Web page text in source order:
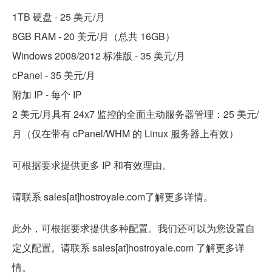
1TB 硬盘 - 25 美元/月
8GB RAM - 20 美元/月（总共 16GB）
Windows 2008/2012 标准版 - 35 美元/月
cPanel - 35 美元/月
附加 IP - 每个 IP
2 美元/月具有 24x7 监控的全面主动服务器管理：25 美元/
月（仅在带有 cPanel/WHM 的 Linux 服务器上有效）
可根据要求提供更多 IP 和有效理由。
请联系 sales[at]hostroyale.com了解更多详情。
此外，可根据要求提供多种配置。我们还可以为您设置自
定义配置。请联系 sales[at]hostroyale.com 了解更多详
情。